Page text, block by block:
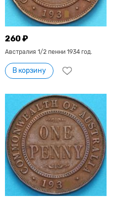
260 ₽
Австралия 1/2 пенни 1934 год.
В корзину